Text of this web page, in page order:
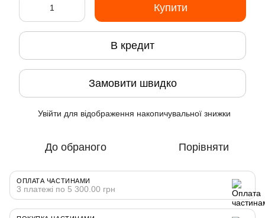
Купити
В кредит
Замовити швидко
Увійти для відображення накопичувальної знижки
До обраного Порівняти
ОПЛАТА ЧАСТИНАМИ
3 платежі по 5 300.00 грн